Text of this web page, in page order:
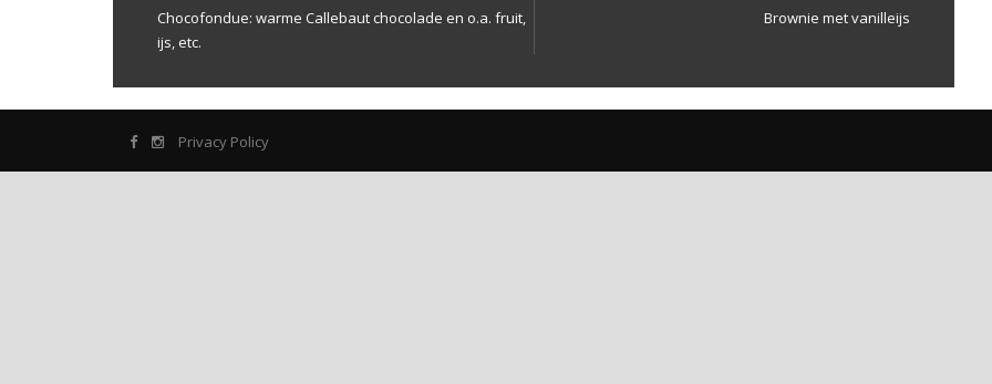
Chocofondue: warme Callebaut chocolade en o.a. fruit,
ijs, etc.
Brownie met vanilleijs
Privacy Policy